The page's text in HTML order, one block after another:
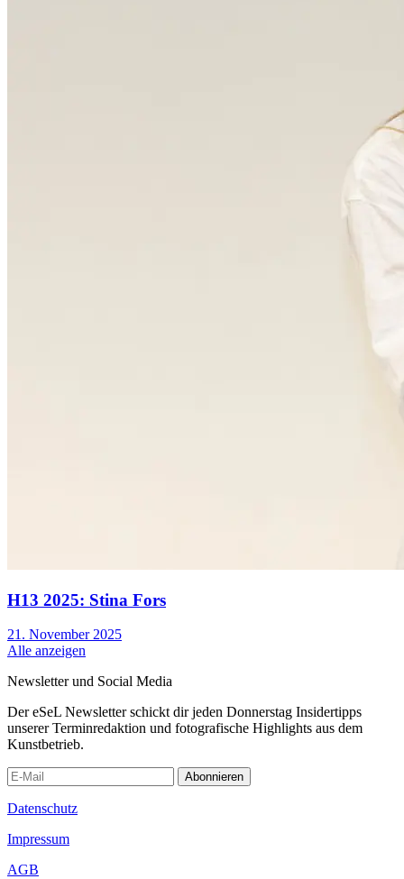
H13 2025: Stina Fors
21. November 2025
Alle anzeigen
Newsletter und Social Media
Der eSeL Newsletter schickt dir jeden Donnerstag Insidertipps
unserer Terminredaktion und fotografische Highlights aus dem
Kunstbetrieb.
Abonnieren
Datenschutz
Impressum
AGB